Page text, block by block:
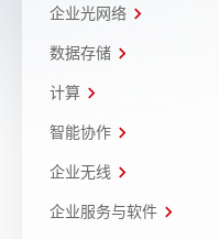
企业光网络
数据存储
计算
智能协作
企业无线
企业服务与软件